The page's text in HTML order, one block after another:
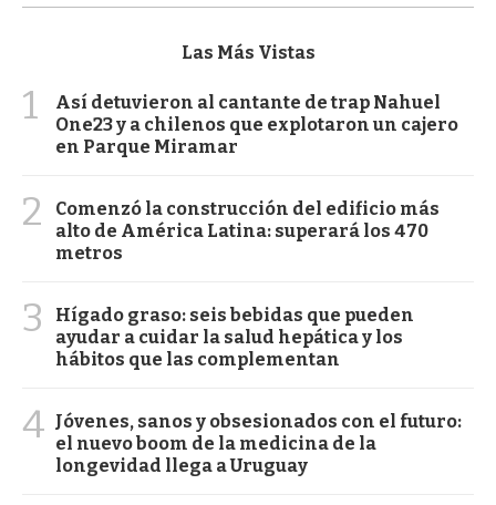
Las Más Vistas
1
Así detuvieron al cantante de trap Nahuel
One23 y a chilenos que explotaron un cajero
en Parque Miramar
2
Comenzó la construcción del edificio más
alto de América Latina: superará los 470
metros
3
Hígado graso: seis bebidas que pueden
ayudar a cuidar la salud hepática y los
hábitos que las complementan
4 Jóvenes, sanos y obsesionados con el futuro:
el nuevo boom de la medicina de la
longevidad llega a Uruguay